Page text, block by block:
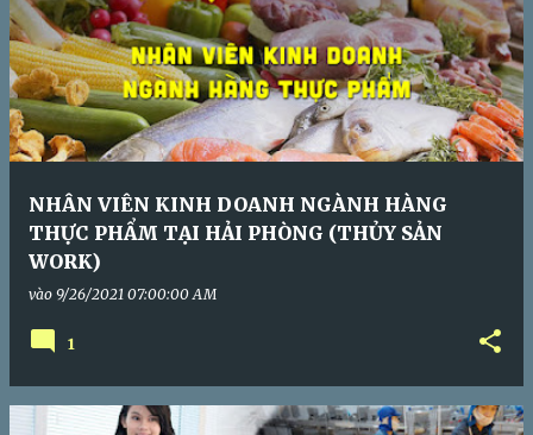
NHÂN VIÊN KINH DOANH NGÀNH HÀNG
THỰC PHẨM TẠI HẢI PHÒNG (THỦY SẢN
WORK)
vào 9/26/2021 07:00:00 AM
1